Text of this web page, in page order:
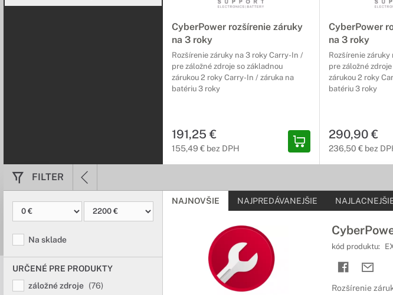
CyberPower rozšírenie záruky
na 3 roky
Rozšírenie záruky na 3 roky Carry-In /
pre záložné zdroje so základnou
zárukou 2 roky Carry-In / záruka na
batériu 3 roky
191,25 €
155,49 € bez DPH
CyberPower
na 3 roky
Rozšírenie
pre záložné
zárukou 2 roky
batériu 3 roky
290,90 €
236,50 € bez
FILTER
Na sklade
URČENÉ PRE PRODUKTY
záložné zdroje (76)
NAJNOVŠIE NAJPREDÁVANEJŠIE
kód produktu:
Rozšírenie